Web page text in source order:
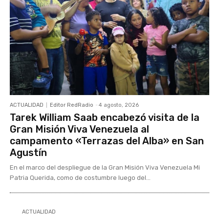
ACTUALIDAD Editor RedRadio - 4 agosto, 2026
Tarek William Saab encabezó visita de la
Gran Misión Viva Venezuela al
campamento «Terrazas del Alba» en San
Agustín
En el marco del despliegue de la Gran Misión Viva Venezuela Mi
Patria Querida, como de costumbre luego del...
ACTUALIDAD